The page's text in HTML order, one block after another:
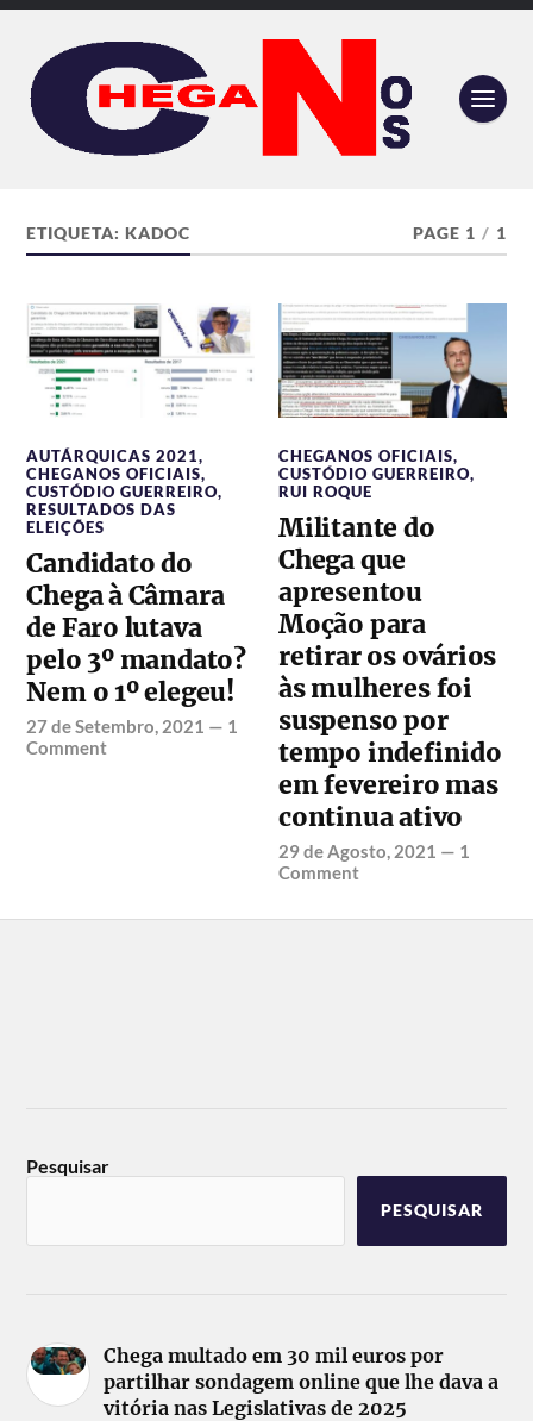
ETIQUETA:KADOC PAGE 1 / 1
AUTÁRQUICAS 2021,
CHEGANOS OFICIAIS,
CUSTÓDIO GUERREIRO,
RESULTADOS DAS
ELEIÇÕES
Candidato do
Chega à Câmara
de Faro lutava
pelo 3º mandato?
Nem o 1º elegeu!
27 de Setembro, 2021 — 1
Comment
CHEGANOS OFICIAIS,
CUSTÓDIO GUERREIRO,
RUI ROQUE
Militante do
Chega que
apresentou
Moção para
retirar os ovários
às mulheres foi
suspenso por
tempo indefinido
em fevereiro mas
continua ativo
29 de Agosto, 2021 — 1
Comment
Pesquisar
PESQUISAR
Chega multado em 30 mil euros por
partilhar sondagem online que lhe dava a
vitória nas Legislativas de 2025